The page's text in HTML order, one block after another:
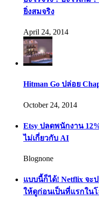
ยิ่งสมจริง
April 24, 2014
Hitman Go ปล่อย
October 24, 2014
Etsy ปลดพนักงาน
ไม่เกี่ยวกับ AI
Blognone
แบบนี้ก็ได้! Netflix จะ
ให้ดูก่อนเป็นที่แรกใน